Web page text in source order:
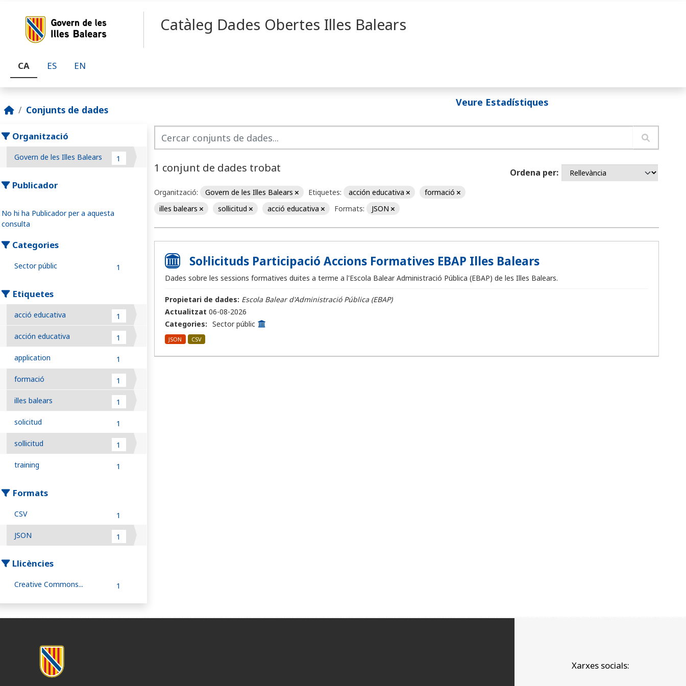
Catàleg Dades Obertes Illes Balears
CA ES EN
Veure Estadístiques
Conjunts de dades
Organització
Govern de les Illes Balears 1
Publicador
No hi ha Publicador per a aquesta
consulta
Categories
Sector públic 1
Etiquetes
acció educativa 1
acción educativa 1
application 1
formació 1
illes balears 1
solicitud 1
sollicitud 1
training 1
Formats
CSV 1
JSON 1
Llicències
Creative Commons... 1
Ordena per
1 conjunt de dades trobat
Organització: Govern de les Illes Balears Etiquetes: acción educativa
formació
illes balears
sollicitud acció educativa Formats: JSON
Sol·licituds Participació Accions Formatives EBAP Illes Balears
Dades sobre les sessions formatives duites a terme a l'Escola Balear Administració Pública (EBAP) de les Illes Balears.
Propietari de dades: Escola Balear d'Administració Pública (EBAP)
Actualitzat 06-08-2026
Categories: Sector públic
JSON CSV
Xarxes socials: